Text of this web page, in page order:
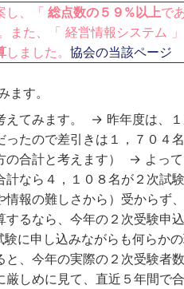
し、「 総点数の５９%以上で
また、「 経営情報システム
しました。協会の当該ページ
ます。
えてみます。 → 昨年度は、
たので差引きは１，７０４
の合計と考えます） → よっ
なら４，１０８名が２次試
報の難しさから）受からず
るなら、今年の２次受験申
に申し込みながらも何らか
と、今年の実際の２次受験
しめに見て、直近５年間で